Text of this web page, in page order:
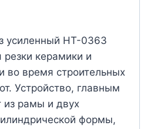
усиленный HT-0363
керамики и
во время строительных
Устройство, главным
из рамы и двух
формы,